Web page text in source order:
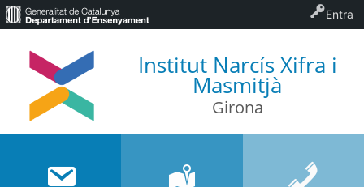
Institut Narcís Xifra i
Masmitjà
Girona
Entra